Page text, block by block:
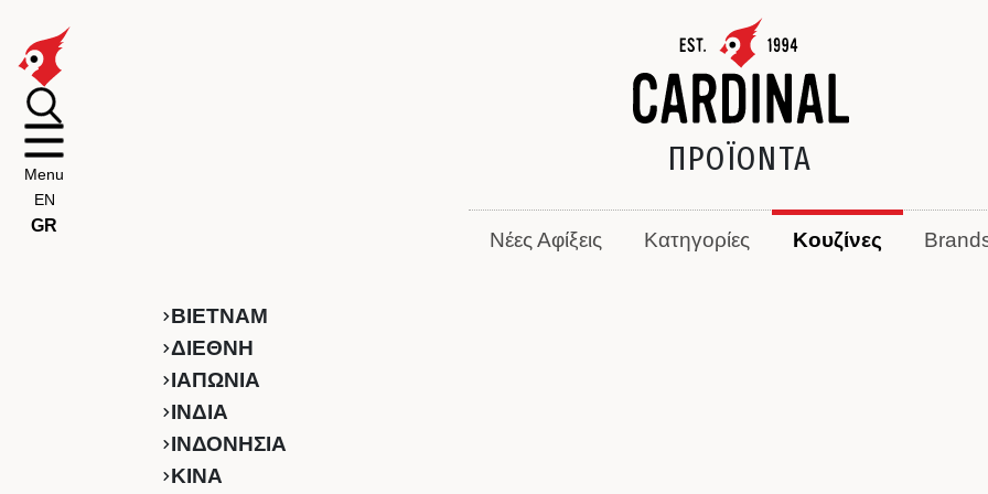
EN
GR
Menu ΠΡΟΪΟΝΤΑ
Νέες Αφίξεις Κατηγορίες Κουζίνες
ΒΙΕΤΝΑΜ
ΔΙΕΘΝΗ
ΙΑΠΩΝΙΑ
ΙΝΔΙΑ
ΙΝΔΟΝΗΣΙΑ
ΚINA